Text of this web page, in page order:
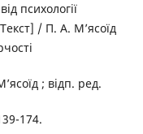
психології
/ П. A. М’ясоїд
; відп. ред.
174.